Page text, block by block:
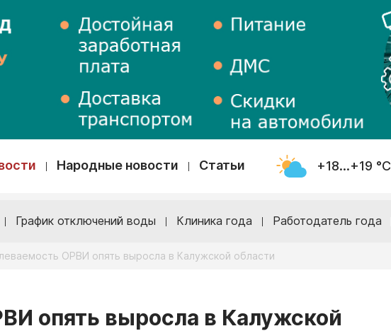
Народные новости Статьи +18...+19 °С
График отключений воды Клиника года Работодатель года
ОРВИ опять выросла в Калужской области
опять выросла в Калужской